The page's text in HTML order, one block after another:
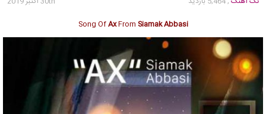
Song OfAxFrom Siamak Abbasi